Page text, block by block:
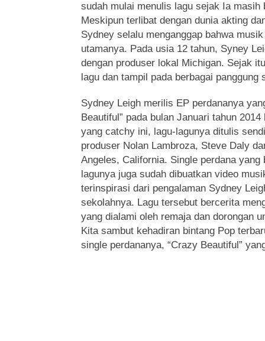
sudah mulai menulis lagu sejak Ia masih
Meskipun terlibat dengan dunia akting
Sydney selalu menganggap bahwa
utamanya. Pada usia 12 tahun, Syney
dengan produser lokal Michigan. Sejak
lagu dan tampil pada berbagai panggung
Sydney Leigh merilis EP perdananya
Beautiful” pada bulan Januari tahun
yang catchy ini, lagu-lagunya ditulis
produser Nolan Lambroza, Steve Daly
Angeles, California. Single perdana yang
lagunya juga sudah dibuatkan video
terinspirasi dari pengalaman Sydney
sekolahnya. Lagu tersebut bercerita
yang dialami oleh remaja dan dorongan
Kita sambut kehadiran bintang Pop
single perdananya, “Crazy Beautiful”